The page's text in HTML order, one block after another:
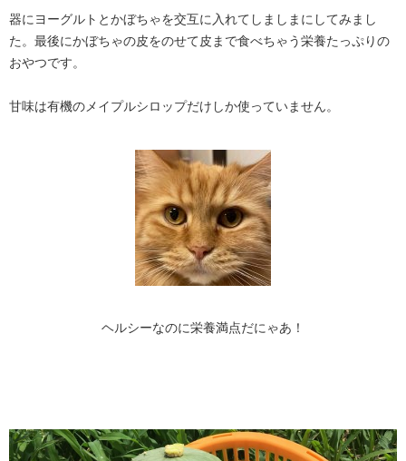
器にヨーグルトとかぼちゃを交互に入れてしましまにしてみまし
た。最後にかぼちゃの皮をのせて皮まで食べちゃう栄養たっぷりの
おやつです。
甘味は有機のメイプルシロップだけしか使っていません。
ヘルシーなのに栄養満点だにゃあ！